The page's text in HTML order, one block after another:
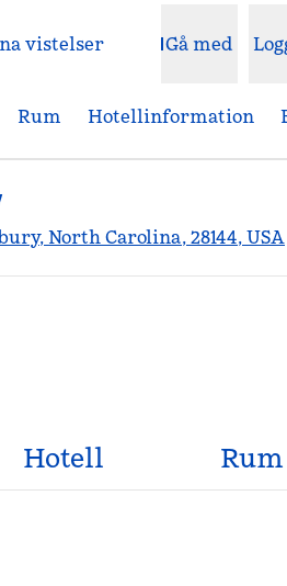
vistelser Gå med
Rum Hotellinformation
North Carolina, 28144, USA
Hotell Rum